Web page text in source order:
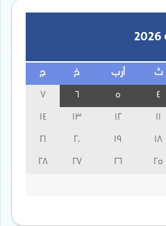
ث أرب خ ج
13
14
18
19
20
21
25
26
27
28